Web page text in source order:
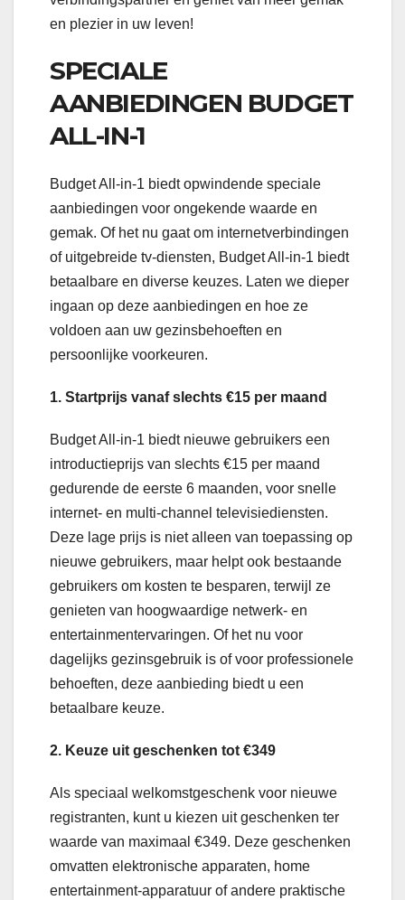
en plezier in uw leven!
SPECIALE
AANBIEDINGEN BUDGET
ALL-IN-1
Budget All-in-1 biedt opwindende speciale
aanbiedingen voor ongekende waarde en
gemak. Of het nu gaat om internetverbindingen
of uitgebreide tv-diensten, Budget All-in-1 biedt
betaalbare en diverse keuzes. Laten we dieper
ingaan op deze aanbiedingen en hoe ze
voldoen aan uw gezinsbehoeften en
persoonlijke voorkeuren.
1. Startprijs vanaf slechts €15 per maand
Budget All-in-1 biedt nieuwe gebruikers een
introductieprijs van slechts €15 per maand
gedurende de eerste 6 maanden, voor snelle
internet- en multi-channel televisiediensten.
Deze lage prijs is niet alleen van toepassing op
nieuwe gebruikers, maar helpt ook bestaande
gebruikers om kosten te besparen, terwijl ze
genieten van hoogwaardige netwerk- en
entertainmentervaringen. Of het nu voor
dagelijks gezinsgebruik is of voor professionele
behoeften, deze aanbieding biedt u een
betaalbare keuze.
2. Keuze uit geschenken tot €349
Als speciaal welkomstgeschenk voor nieuwe
registranten, kunt u kiezen uit geschenken ter
waarde van maximaal €349. Deze geschenken
omvatten elektronische apparaten, home
entertainment-apparatuur of andere praktische